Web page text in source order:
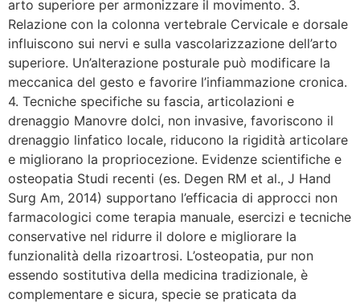
arto superiore per armonizzare il movimento. 3.
Relazione con la colonna vertebrale Cervicale e dorsale
influiscono sui nervi e sulla vascolarizzazione dell’arto
superiore. Un’alterazione posturale può modificare la
meccanica del gesto e favorire l’infiammazione cronica.
4. Tecniche specifiche su fascia, articolazioni e
drenaggio Manovre dolci, non invasive, favoriscono il
drenaggio linfatico locale, riducono la rigidità articolare
e migliorano la propriocezione. Evidenze scientifiche e
osteopatia Studi recenti (es. Degen RM et al., J Hand
Surg Am, 2014) supportano l’efficacia di approcci non
farmacologici come terapia manuale, esercizi e tecniche
conservative nel ridurre il dolore e migliorare la
funzionalità della rizoartrosi. L’osteopatia, pur non
essendo sostitutiva della medicina tradizionale, è
complementare e sicura, specie se praticata da